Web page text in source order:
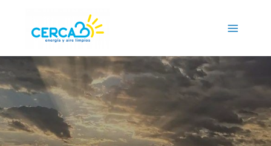
Menu